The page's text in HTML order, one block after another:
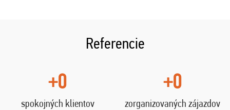
Referencie
+0
spokojných klientov
+0
zorganizovaných zájazdov